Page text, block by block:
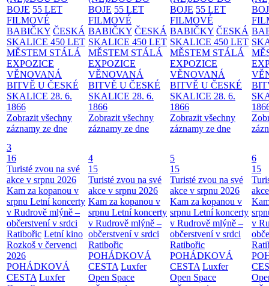
BOJE 55 LET
FILMOVÉ
BABIČKY ČESKÁ
SKALICE 450 LET
MĚSTEM STÁLÁ
EXPOZICE
VĚNOVANÁ
BITVĚ U ČESKÉ
SKALICE 28. 6.
1866
Zobrazit všechny
záznamy ze dne
BOJE 55 LET
FILMOVÉ
BABIČKY ČESKÁ
SKALICE 450 LET
MĚSTEM STÁLÁ
EXPOZICE
VĚNOVANÁ
BITVĚ U ČESKÉ
SKALICE 28. 6.
1866
Zobrazit všechny
záznamy ze dne
BOJE 55 LET
FILMOVÉ
BABIČKY ČESKÁ
SKALICE 450 LET
MĚSTEM STÁLÁ
EXPOZICE
VĚNOVANÁ
BITVĚ U ČESKÉ
SKALICE 28. 6.
1866
Zobrazit všechny
záznamy ze dne
3
16
Turisté zvou na své
akce v srpnu 2026
Kam za kopanou v
srpnu Letní koncerty
v Rudrově mlýně –
občerstvení v srdci
Ratibořic Letní kino
Rozkoš v červenci
2026
POHÁDKOVÁ
CESTA Luxfer
4
15
Turisté zvou na své
akce v srpnu 2026
Kam za kopanou v
srpnu Letní koncerty
v Rudrově mlýně –
občerstvení v srdci
Ratibořic
POHÁDKOVÁ
CESTA Luxfer
Open Space
5
15
Turisté zvou na své
akce v srpnu 2026
Kam za kopanou v
srpnu Letní koncerty
v Rudrově mlýně –
občerstvení v srdci
Ratibořic
POHÁDKOVÁ
CESTA Luxfer
Open Space
6
15
v